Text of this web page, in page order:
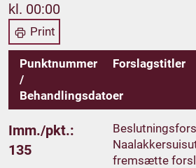
kl. 00:00
Print
Punktnummer
/
Behandlingsdatoer
Forslagstitler
Imm./pkt.:
135
fremsætte